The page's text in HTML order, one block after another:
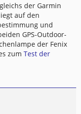
der Garmin
auf den
und
GPS-Outdoor-
der Fenix
zum Test der